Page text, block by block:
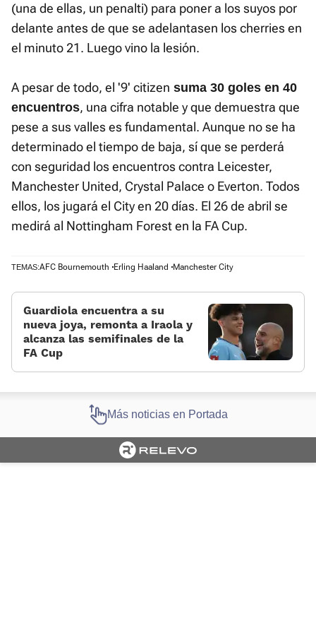
(una de ellas, un penalti) para poner a los suyos por
delante antes de que se adelantasen los cherries en
el minuto 21. Luego vino la lesión.
A pesar de todo, el '9' citizen suma 30 goles en 40
encuentros, una cifra notable y que demuestra que
pese a sus valles es fundamental. Aunque no se ha
determinado el tiempo de baja, sí que se perderá
con seguridad los encuentros contra Leicester,
Manchester United, Crystal Palace o Everton. Todos
ellos, los jugará el City en 20 días. El 26 de abril se
medirá al Nottingham Forest en la FA Cup.
TEMAS:AFC Bournemouth Erling Haaland Manchester City
Guardiola encuentra a su
nueva joya, remonta a Iraola y
alcanza las semifinales de la
FA Cup
Más noticias en Portada